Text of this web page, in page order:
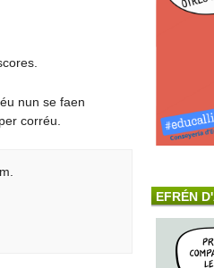
nun se faen
corréu.
EFRÉN